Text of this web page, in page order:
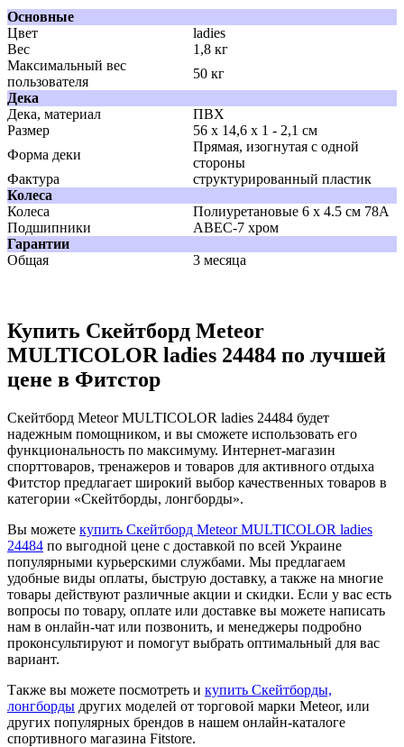
Основные
Цвет
ladies
Вес
1,8 кг
Максимальный вес
пользователя
50 кг
Дека
Дека, материал
ПВХ
Размер
56 x 14,6 x 1 - 2,1 см
Форма деки
Прямая, изогнутая с одной
стороны
Фактура
структурированный пластик
Колеса
Колеса
Полиуретановые 6 x 4.5 см 78А
Подшипники
ABEC-7 хром
Гарантии
Общая
3 месяца
Купить Скейтборд Meteor
MULTICOLOR ladies 24484 по лучшей
цене в Фитстор
Скейтборд Meteor MULTICOLOR ladies 24484 будет
надежным помощником, и вы сможете использовать его
функциональность по максимуму. Интернет-магазин
спорттоваров, тренажеров и товаров для активного отдыха
Фитстор предлагает широкий выбор качественных товаров в
категории «Скейтборды, лонгборды».
Вы можете купить Скейтборд Meteor MULTICOLOR ladies
24484 по выгодной цене с доставкой по всей Украине
популярными курьерскими службами. Мы предлагаем
удобные виды оплаты, быструю доставку, а также на многие
товары действуют различные акции и скидки. Если у вас есть
вопросы по товару, оплате или доставке вы можете написать
нам в онлайн-чат или позвонить, и менеджеры подробно
проконсультируют и помогут выбрать оптимальный для вас
вариант.
Также вы можете посмотреть и купить Скейтборды,
лонгборды других моделей от торговой марки Meteor, или
других популярных брендов в нашем онлайн-каталоге
спортивного магазина Fitstore.